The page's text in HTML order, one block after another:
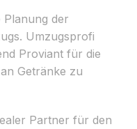
Planung der
Umzugsprofi
Proviant für die
Getränke zu
Partner für den